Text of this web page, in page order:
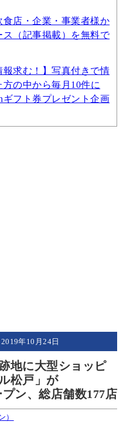
食店・企業・事業者様か
ス（記事掲載）を無料で
報求む！】写真付きで情
の中から毎月10件に
ギフト券プレゼント企画
2019年10月24日
地に大型ショッピ
松戸」が
ン、総店舗数177店
）